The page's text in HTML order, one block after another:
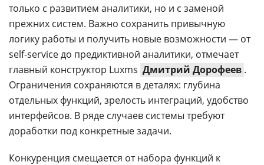
только с развитием аналитики, но и с заменой
прежних систем. Важно сохранить привычную
логику работы и получить новые возможности — от
self-service до предиктивной аналитики, отмечает
главный конструктор Luxms Дмитрий Дорофеев .
Ограничения сохраняются в деталях: глубина
отдельных функций, зрелость интеграций, удобство
интерфейсов. В ряде случаев системы требуют
доработки под конкретные задачи.
Конкуренция смещается от набора функций к